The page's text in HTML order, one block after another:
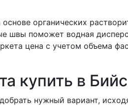
органических
швы поможет водная
цена с учетом объема
купить в
нужный вариант,